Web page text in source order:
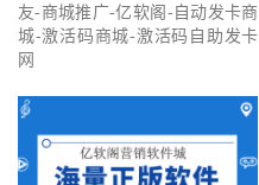
友-商城推广-亿软阁-自动发卡商
城-激活码商城-激活码自助发卡
网